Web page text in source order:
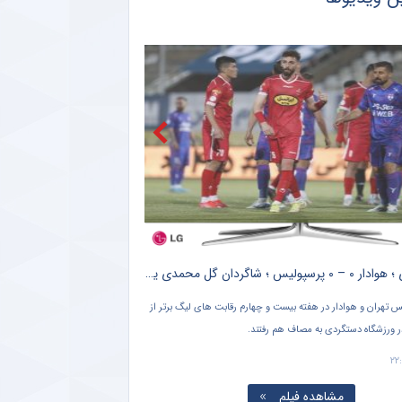
آخرین رتبه استقلال و پرسپولیس در جهان
کنایه حجت‌الاسلام برمایی به ماجرای راه ندادن بانوان به ورزشگاه امام رضا مشهد
در تمرینات نساجی؛ زوج اشکان – مسعود شجاعی این بار در مازندران؟
رده‌ بندی تیم‌ های باشگاهی | سقوط پرسپولیس و صعود استقلال
خلاصه بازی ؛ هوادار ۰ – ۰ پرسپولیس ؛ شاگردان گل محمدی یک قدم دورتر از دبل هت تریک + سند ببینید ؛ محبوبیت باورنکردنی ستاره پرسپولیسی در اروپا + سند
ویدیویی از تشویق خاص مهدی طارمی توسط هواداران پورتو در ورزشگاه منتشر
شده است که نشان دهنده محبوبیت بالای ستاره ایرانی پورتو می باشد.
مشاهده فیلم